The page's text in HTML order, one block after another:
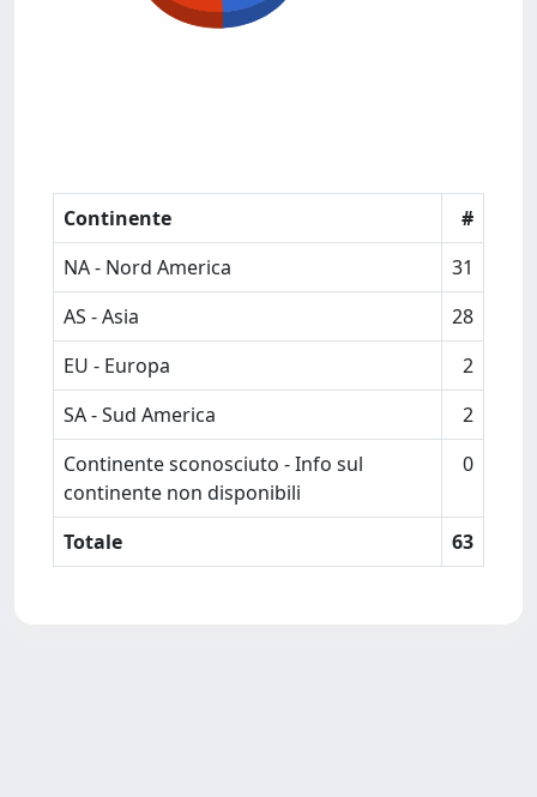
Continente
#
NA - Nord America
31
AS - Asia
28
EU - Europa
2
SA - Sud America
2
Continente sconosciuto - Info sul
continente non disponibili
0
Totale 63